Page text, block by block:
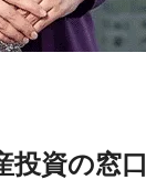
投資の窓口